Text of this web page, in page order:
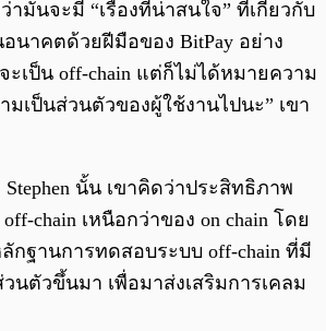
ว่ามันจะมี “เรื่องที่น่าสนใจ” ที่เกี่ยวกับ
อนาคตด้วยฝีมือของ BitPay อย่าง
เป็น off-chain แต่ก็ไม่ได้หมายความ
เป็นส่วนตัวของผู้ใช้งานไปนะ” เขา
นั้น เขาคิดว่าประสิทธิภาพ
chain เหนือกว่าของ on chain โดย
กฐานการทดสอบระบบ off-chain ที่มี
นตัวขึ้นมา เพื่อมาส่งเสริมการเคลม